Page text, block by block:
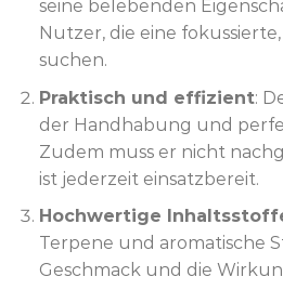
seine belebenden
Nutzer, die eine
suchen.
Praktisch und effizient:
der Handhabung und
Zudem muss er nicht
ist jederzeit einsatzbereit.
Hochwertige
Terpene und aromatische
Geschmack und die